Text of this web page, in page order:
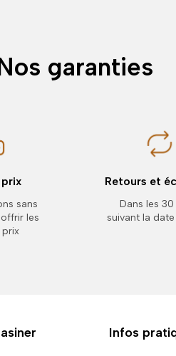
garanties
sans
les
prix
Retours et
Dans les
suivant la
Infos